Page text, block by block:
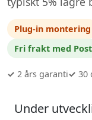
Plug-in montering
Fri frakt med
✓ 2 års garanti✓ 30
Under